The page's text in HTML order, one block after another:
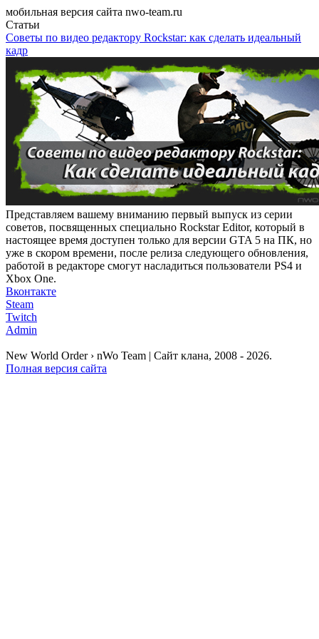
мобильная версия сайта nwo-team.ru
Статьи
Советы по видео редактору Rockstar: как сделать идеальный
кадр
Представляем вашему вниманию первый выпуск из серии
советов, посвященных специально Rockstar Editor, который в
настоящее время доступен только для версии GTA 5 на ПК, но
уже в скором времени, после релиза следующего обновления,
работой в редакторе смогут насладиться пользователи PS4 и
Xbox One.
Вконтакте
Steam
Twitch
Admin
New World Order › nWo Team | Сайт клана, 2008 - 2026.
Полная версия сайта